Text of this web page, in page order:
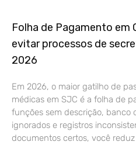
Folha de Pagamento em
evitar processos de
2026
Em 2026, o maior gatilho de
médicas em SJC é a folha de
funções sem descrição, banco
ignorados e registros
documentos certos, você